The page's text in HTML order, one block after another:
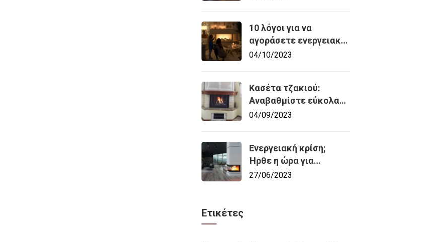
10 λόγοι για να
αγοράσετε ενεργειακό
τζάκι
04/10/2023
Κασέτα τζακιού:
Αναβαθμίστε εύκολα
το τζάκι σας σε
04/09/2023
Ενεργειακή κρίση;
Ήρθε η ώρα για
ενεργειακό τζάκι!
27/06/2023
Ετικέτες